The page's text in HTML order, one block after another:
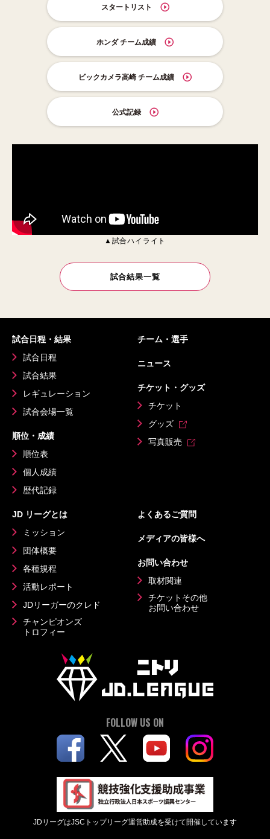
スタートリスト
ホンダ チーム成績
ビックカメラ高崎 チーム成績
公式記録
▲試合ハイライト
試合結果一覧
試合日程・結果
試合日程
試合結果
レギュレーション
試合会場一覧
順位・成績
順位表
個人成績
歴代記録
チーム・選手
ニュース
チケット・グッズ
チケット
グッズ
写真販売
JD リーグとは
ミッション
団体概要
各種規程
活動レポート
JDリーガーのクレド
チャンピオンズ
トロフィー
よくあるご質問
メディアの皆様へ
お問い合わせ
取材関連
チケットその他
お問い合わせ
FOLLOW US ON
JDリーグはJSCトップリーグ運営助成を受けて開催しています